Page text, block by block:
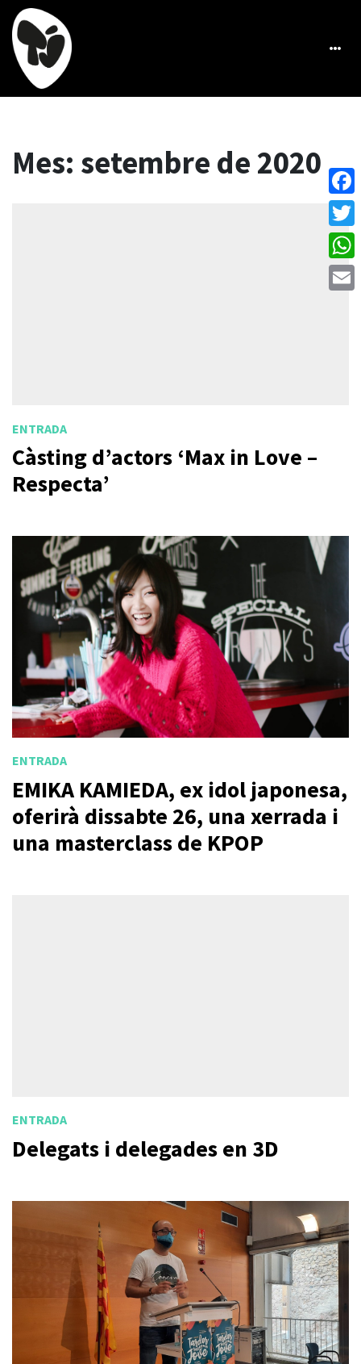
Mes: setembre de 2020
ENTRADA
Càsting d’actors ‘Max in Love –
Respecta’
ENTRADA
EMIKA KAMIEDA, ex idol japonesa,
oferirà dissabte 26, una xerrada i
una masterclass de KPOP
ENTRADA
Delegats i delegades en 3D